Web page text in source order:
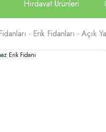
Erik Fidanları Açık